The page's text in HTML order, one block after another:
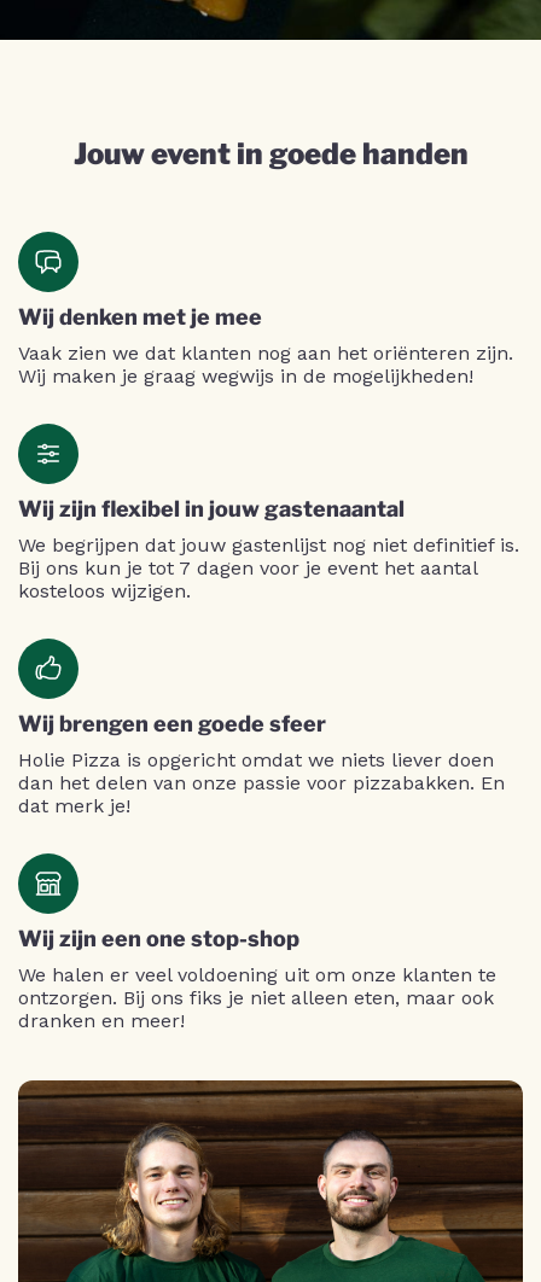
Jouw event in goede handen
Wij denken met je mee
Vaak zien we dat klanten nog aan het oriënteren zijn.
Wij maken je graag wegwijs in de mogelijkheden!
Wij zijn flexibel in jouw gastenaantal
We begrijpen dat jouw gastenlijst nog niet definitief is.
Bij ons kun je tot 7 dagen voor je event het aantal
kosteloos wijzigen.
Wij brengen een goede sfeer
Holie Pizza is opgericht omdat we niets liever doen
dan het delen van onze passie voor pizzabakken. En
dat merk je!
Wij zijn een one stop-shop
We halen er veel voldoening uit om onze klanten te
ontzorgen. Bij ons fiks je niet alleen eten, maar ook
dranken en meer!